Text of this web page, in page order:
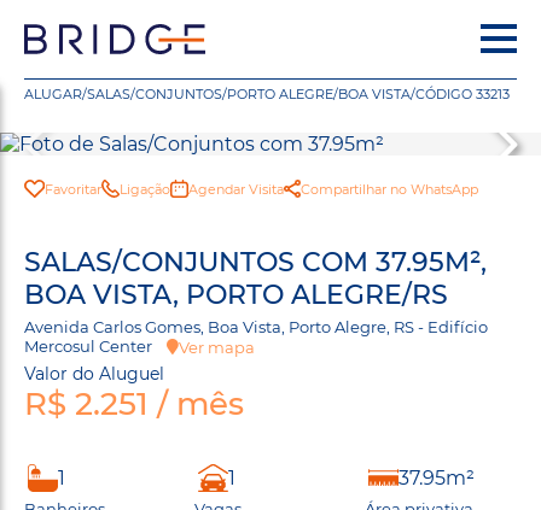
ALUGAR/SALAS/CONJUNTOS/PORTO ALEGRE/BOA VISTA/CÓDIGO 33213
Favoritar Ligação Agendar Visita Compartilhar no WhatsApp
SALAS/CONJUNTOS COM 37.95M²,
BOA VISTA, PORTO ALEGRE/RS
Avenida Carlos Gomes, Boa Vista, Porto Alegre, RS - Edifício
Mercosul Center
Ver mapa
Valor do Aluguel
R$ 2.251 / mês
1 1 37.95m²